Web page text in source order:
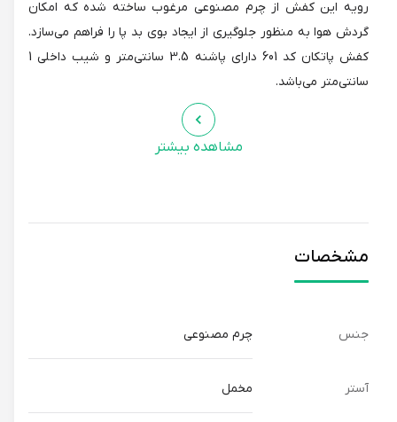
رویه این کفش از چرم مصنوعی مرغوب ساخته شده که امکان
گردش هوا به منظور جلوگیری از ایجاد بوی بد پا را فراهم می‌سازد.
کفش پاتکان کد 601 دارای پاشنه 3.5 سانتی‌متر و شیب داخلی 1
سانتی‌متر می‌باشد.
مشاهده بیشتر
مشخصات
جنس چرم مصنوعی
آستر مخمل